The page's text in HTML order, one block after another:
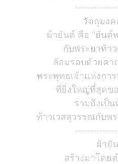
วัตถุมง
ผ้ายันต์ คือ "ยันต์
กับพระยาท้า
ล้อมรอบด้วยค
พระพุทธเจ้าแห่งกา
ที่ยิ่งใหญ่ที่สุดข
รวมถึงเป็
ท้าวเวสสุวรรณกับพ
ผ้ายั
สร้างมาโดย